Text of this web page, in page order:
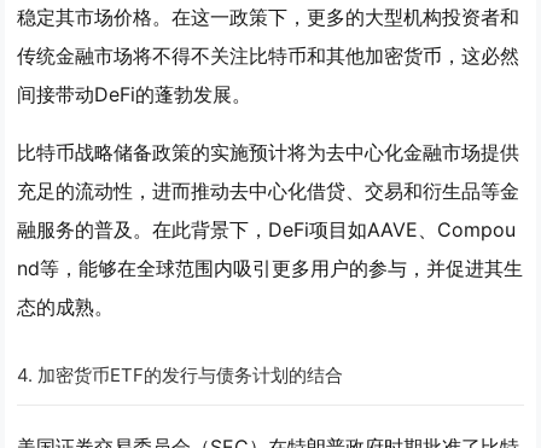
稳定其市场价格。在这一政策下，更多的大型机构投资者和
传统金融市场将不得不关注比特币和其他加密货币，这必然
间接带动DeFi的蓬勃发展。
比特币战略储备政策的实施预计将为去中心化金融市场提供
充足的流动性，进而推动去中心化借贷、交易和衍生品等金
融服务的普及。在此背景下，DeFi项目如AAVE、Compou
nd等，能够在全球范围内吸引更多用户的参与，并促进其生
态的成熟。
4. 加密货币ETF的发行与债务计划的结合